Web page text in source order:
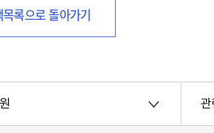
목록으로 돌아가기